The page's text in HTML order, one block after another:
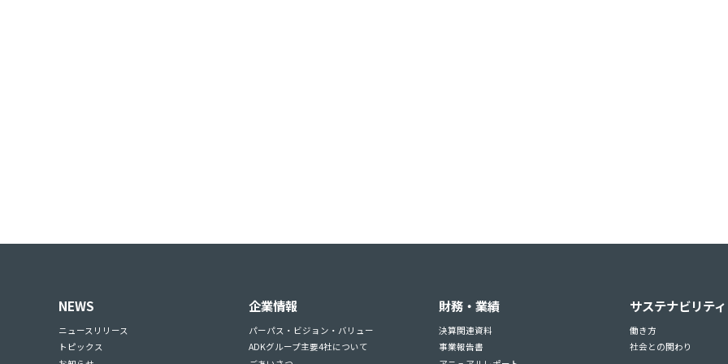
NEWS
ニュースリリース
トピックス
企業情報
パーパス・ビジョン・バリュー
ADKグループ主要4社について
財務・業績
決算関連資料
事業報告書
サステナビリティ
働き方
社会との関わり